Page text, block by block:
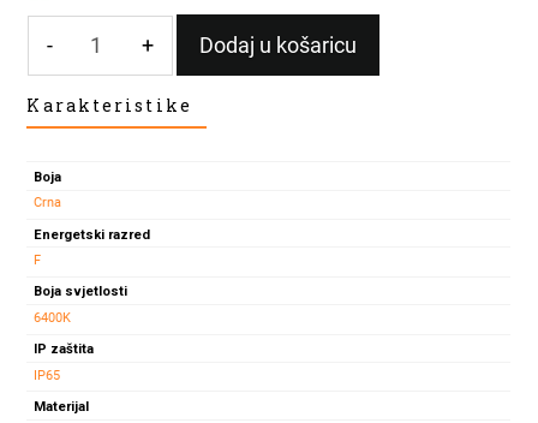
-
REFLEKTOR
IP65
+ Dodaj u košaricu
Karakteristike
Boja
Crna
Energetski razred
F
Boja svjetlosti
6400K
IP zaštita
IP65
Materijal